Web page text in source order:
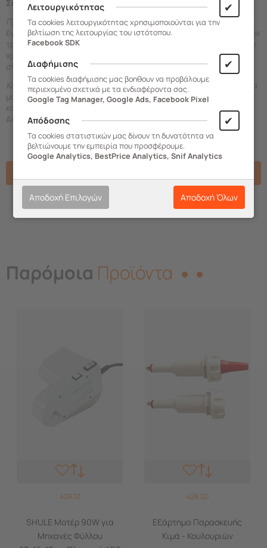
Σημαντικές Οδηγίες
Πρώτη χρήση: καθαρίστε τη μηχανή με ένα στεγνό πανί. Περάστε
ένα κομμάτι ζύμης τουλάχιστον 3 φορές από τη μηχανή με τέτοιον
τρόπο ώστε να πιάνει όλο το πλάτος κοπής. Πετάξτε τη ζύμη που
χρησιμοποιήσατε την πρώτη φορά, καθαρίστε τη μηχανή με
στεγνό πανί και μπορείτε να τη χρησιμοποιήσετε.
Καθαρισμός: Για τον καθαρισμό της μηχανής χρησιμοποιήστε ένα
μικρό βουρτσάκι, οδοντόβουρτσα. Μην προσπαθήσετε να
καθαρίσετε τη μηχανή με μεταλλικά ή αιχμηρά αντικείμενα.
Απαγορεύεται η πλύση σε πλυντήριο πιάτων.
Παρόμοια Προϊόντα
428.10
SHULE Μοτέρ 90W για
Μηχανές Φύλλου
428.20
Εξάρτημα Παρασκευής
Κιμά - Κουλουριών
Λειτουργικότητας ✔
Τα cookies λειτουργικότητας χρησιμοποιούνται για την
βελτίωση της λειτουργίας του ιστότοπου.
Facebook SDK
Διαφήμισης ✔
Τα cookies διαφήμισης μας βοηθουν να προβάλουμε
περιεχομένο σχετικά με τα ενδιαφέροντα σας.
Google Tag Manager, Google Ads, Facebook Pixel
Απόδοσης ✔
Τα cookies στατιστικών μας δίνουν τη δυνατότητα να
βελτιώνουμε την εμπειρία που προσφέρουμε.
Google Analytics, BestPrice Analytics, Snif Analytics
Αποδοχή Επιλογών Αποδοχή Όλων